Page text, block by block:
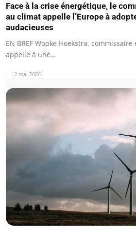
Face à la crise énergétique, le
au climat appelle l’Europe à
audacieuses
EN BREF Wopke Hoekstra,
appelle à une…
12 mai 2026